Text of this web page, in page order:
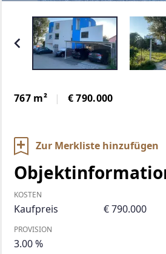
767 m² € 790.000
Zur Merkliste hinzufügen
KOSTEN
Kaufpreis € 790.000
PROVISION
3.00 %